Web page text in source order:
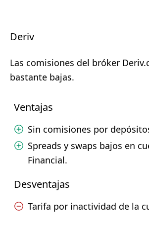
Deriv
Las comisiones del bróker
bastante bajas.
Ventajas
Sin comisiones por
Spreads y swaps bajos en
Financial.
Desventajas
Tarifa por inactividad de la